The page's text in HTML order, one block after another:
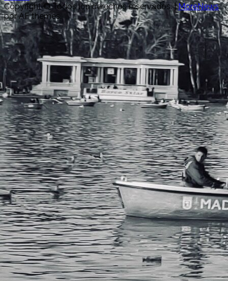
Copyright © Todos los derechos reservados.|MoreNews
por AF themes.